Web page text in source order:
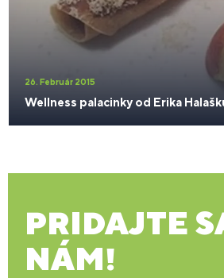
26. Február 2015
Wellness palacinky od Erika
PRIDAJTE
NÁM!